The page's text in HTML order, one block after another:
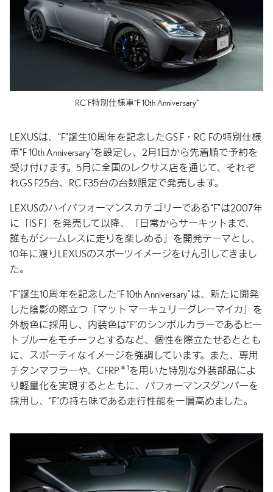
RC F特別仕様車“F 10th Anniversary”
LEXUSは、“F”誕生10周年を記念したGS F・RC Fの特別仕様
車“F 10th Anniversary”を設定し、2月1日から先着順で予約を
受け付けます。5月に全国のレクサス店を通じて、それぞ
れGS F25台、RC F35台の台数限定で発売します。
LEXUSのハイパフォーマンスカテゴリーである“F”は2007年
に「IS F」を発売して以降、「日常からサーキットまで、
誰もがシームレスに走りを楽しめる」を開発テーマとし、
10年に渡りLEXUSのスポーツイメージをけん引してきまし
た。
“F”誕生10周年を記念した“F 10th Anniversary”は、新たに開発
した陰影の際立つ「マット マーキュリーグレーマイカ」を
外板色に採用し、内装色は“F”のシンボルカラーであるヒー
トブルーをモチーフとするなど、個性を際立たせるととも
に、スポーティなイメージを強調しています。また、専用
チタンマフラーや、CFRP ＊1を用いた特別な外装部品によ
り軽量化を実現するとともに、パフォーマンスダンパーを
採用し、“F”の持ち味である走行性能を一層高めました。